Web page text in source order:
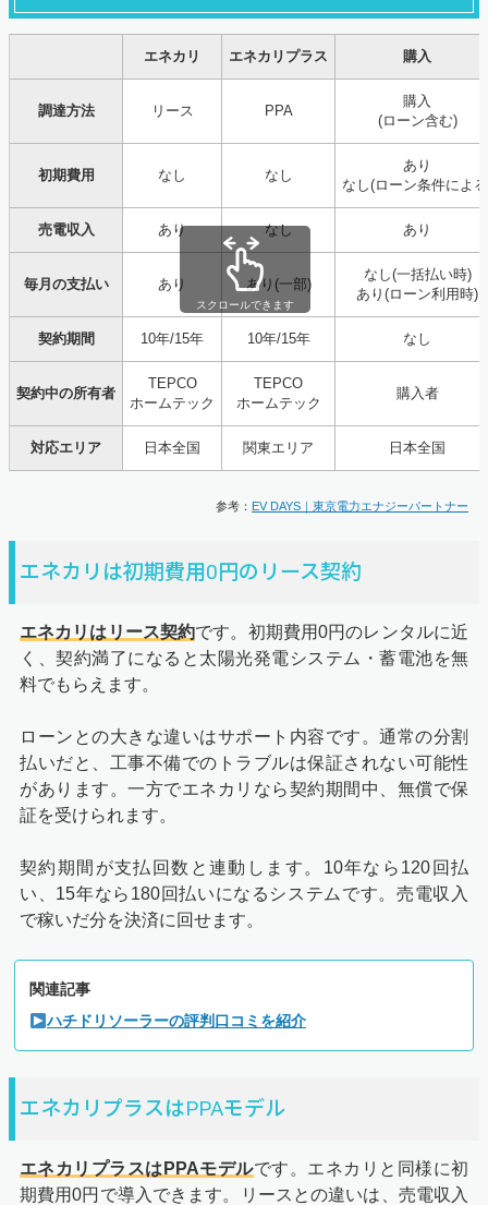
エネカリ エネカリプラス 購入
調達方法 リース PPA
購入
(ローン含む)
初期費用 なし なし
あり
なし(ローン条件によ
売電収入 あり なし あり
毎月の支払い あり あり(一部)
なし(一括払い時)
あり(ローン利用時)
契約期間 10年/15年 10年/15年 なし
契約中の所有者
TEPCO
ホームテック
TEPCO
ホームテック
購入者
対応エリア 日本全国 関東エリア 日本全国
スクロールできます
参考： EV DAYS｜東京電力エナジーパートナー
エネカリは初期費用0円のリース契約
エネカリはリース契約です。初期費用0円のレンタルに近
く、契約満了になると太陽光発電システム・蓄電池を無
料でもらえます。
ローンとの大きな違いはサポート内容です。通常の分割
払いだと、工事不備でのトラブルは保証されない可能性
があります。一方でエネカリなら契約期間中、無償で保
証を受けられます。
契約期間が支払回数と連動します。10年なら120回払
い、15年なら180回払いになるシステムです。売電収入
で稼いだ分を決済に回せます。
関連記事
ハチドリソーラーの評判口コミを紹介
エネカリプラスはPPAモデル
エネカリプラスはPPAモデルです。エネカリと同様に初
期費用0円で導入できます。リースとの違いは、売電収入